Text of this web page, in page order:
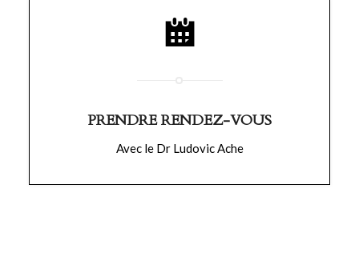
PRENDRE RENDEZ-VOUS
Avec le Dr Ludovic Ache